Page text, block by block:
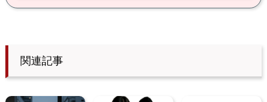
関連記事